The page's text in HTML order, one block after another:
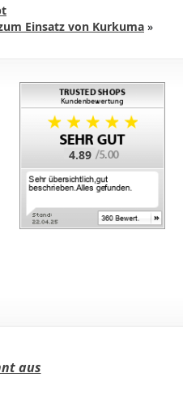
Einsatz von Kurkuma »
4.89
aus